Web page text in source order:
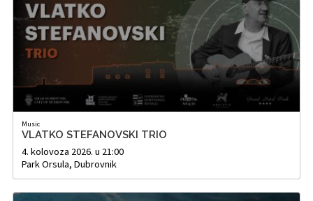
Music
VLATKO STEFANOVSKI TRIO
4. kolovoza 2026. u 21:00
Park Orsula, Dubrovnik